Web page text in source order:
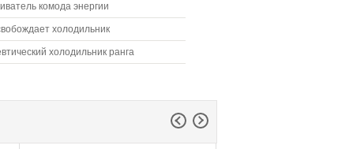
комода энергии
холодильник
холодильник ранга